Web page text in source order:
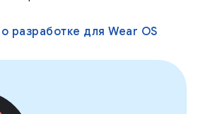
разработке для Wear OS